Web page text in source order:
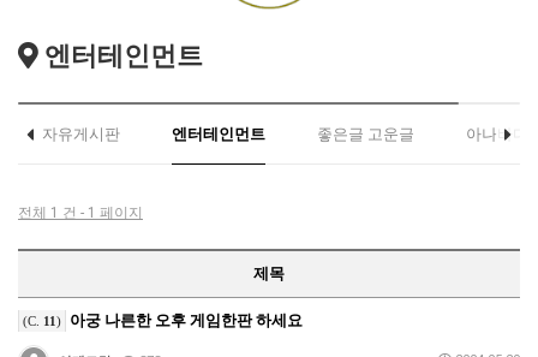
엔터테인먼트
자유게시판 엔터테인먼트 좋은글 고운글 아나바다
전체 1 건 - 1 페이지
제목
(C. 11) 아궁 나른한 오후 게임한판 하세요